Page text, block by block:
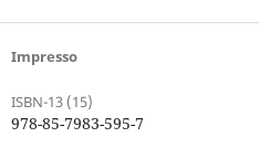
Impresso
ISBN-13 (15)
978-85-7983-595-7